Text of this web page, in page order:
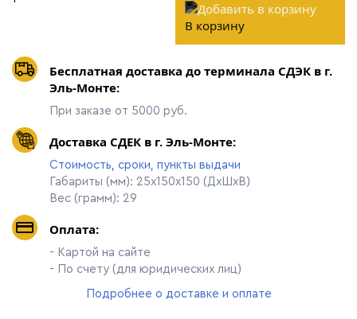
В корзину
Бесплатная доставка до терминала СДЭК в г.
Эль-Монте:
При заказе от 5000 руб.
Доставка СДЕК в г. Эль-Монте:
Стоимость, сроки, пункты выдачи
Габариты (мм): 25х150х150 (ДхШхВ)
Вес (грамм): 29
Оплата:
- Картой на сайте
- По счету (для юридических лиц)
Подробнее о доставке и оплате